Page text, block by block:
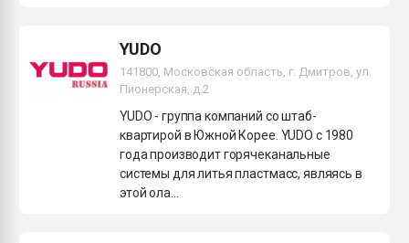
YUDO
141800, Московская область, г. Дмитров, ул.
Пионерская, д.2
YUDO - группа компаний со штаб-
квартирой в Южной Корее. YUDO c 1980
года производит горячеканальные
системы для литья пластмасс, являясь в
этой ола...